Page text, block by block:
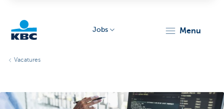
Jobs menu
Vacatures